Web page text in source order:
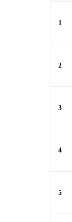
1
2
3
4
5